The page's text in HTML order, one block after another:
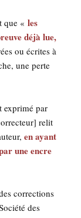
que «les
déjà lue,
ou écrites à
une perte
expri­mé par
relit
en ayant
une encre
cor­rec­tions
des